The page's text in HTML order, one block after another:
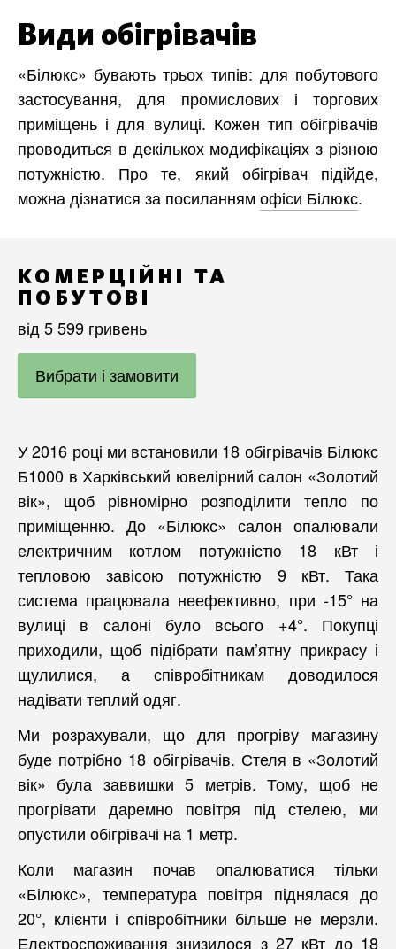
Види обігрівачів
«Білюкс» бувають трьох типів: для побутового
застосування, для промислових і торгових
приміщень і для вулиці. Кожен тип обігрівачів
проводиться в декількох модифікаціях з різною
потужністю. Про те, який обігрівач підійде,
можна дізнатися за посиланнямофіси Білюкс.
КОМЕРЦІЙНІ ТА
ПОБУТОВІ
від 5 599 гривень
Вибрати і замовити
У 2016 році ми встановили 18 обігрівачів Білюкс
Б1000 в Харківський ювелірний салон «Золотий
вік», щоб рівномірно розподілити тепло по
приміщенню. До «Білюкс» салон опалювали
електричним котлом потужністю 18 кВт і
тепловою завісою потужністю 9 кВт. Така
система працювала неефективно, при -15° на
вулиці в салоні було всього +4°. Покупці
приходили, щоб підібрати пам’ятну прикрасу і
щулилися, а співробітникам доводилося
надівати теплий одяг.
Ми розрахували, що для прогріву магазину
буде потрібно 18 обігрівачів. Стеля в «Золотий
вік» була заввишки 5 метрів. Тому, щоб не
прогрівати даремно повітря під стелею, ми
опустили обігрівачі на 1 метр.
Коли магазин почав опалюватися тільки
«Білюкс», температура повітря піднялася до
20°, клієнти і співробітники більше не мерзли.
Електроспоживання знизилося з 27 кВт до 18